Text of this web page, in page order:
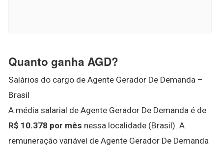
Quanto ganha AGD?
Salários do cargo de Agente Gerador De Demanda –
Brasil
A média salarial de Agente Gerador De Demanda é de
R$ 10.378 por mês nessa localidade (Brasil). A
remuneração variável de Agente Gerador De Demanda